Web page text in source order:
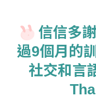
信信多
過9個月的
社交和言